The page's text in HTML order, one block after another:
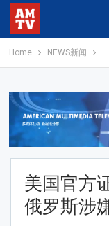
Home NEWS新闻
美国官方
俄罗斯涉